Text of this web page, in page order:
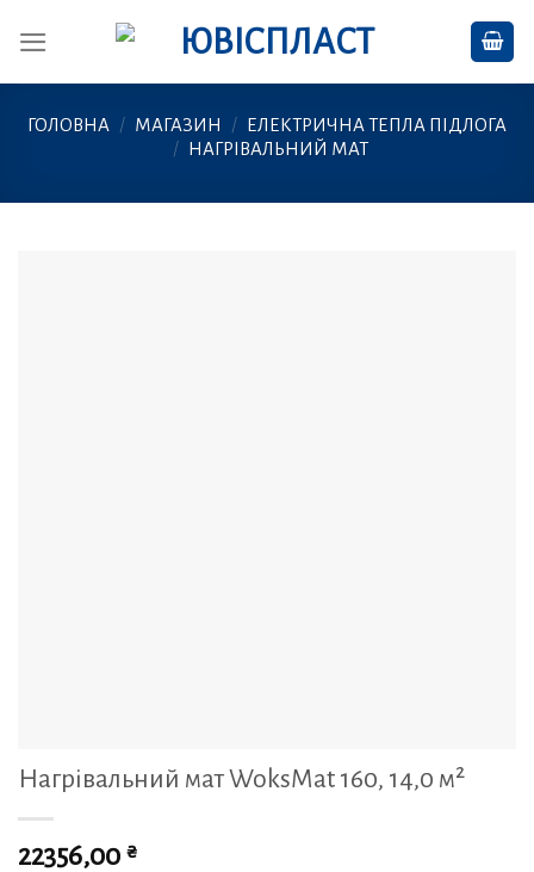
ГОЛОВНА / МАГАЗИН /
ЕЛЕКТРИЧНА ТЕПЛА ПІДЛОГА
/
НАГРІВАЛЬНИЙ МАТ
Нагрівальний мат WoksMat 160, 14,0 м²
22356,00 ₴